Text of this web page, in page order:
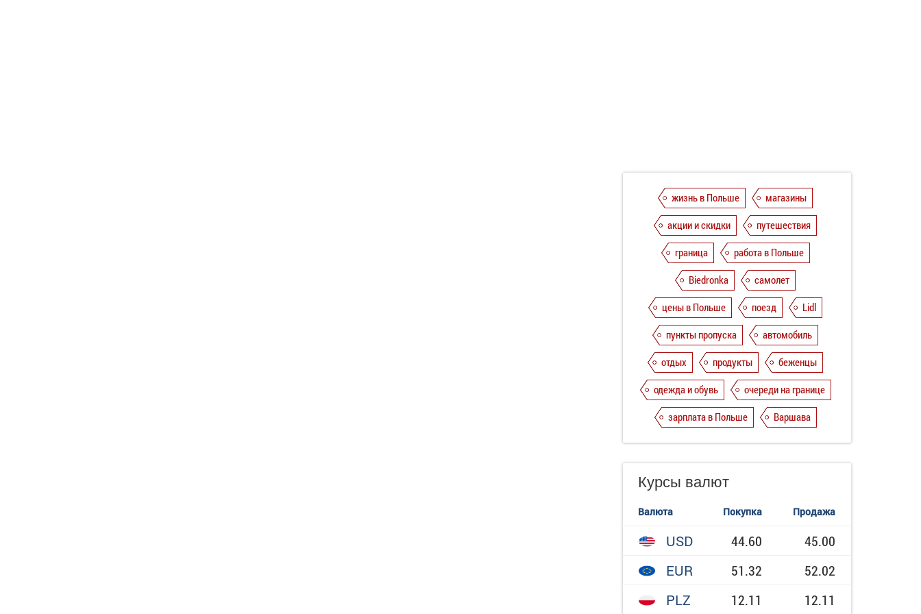
жизнь в Польше
магазины
акции и скидки
путешествия
граница
работа в Польше
Biedronka
самолет
цены в Польше
поезд
Lidl
пункты пропуска
автомобиль
отдых
продукты
беженцы
одежда и обувь
очереди на границе
зарплата в Польше
Варшава
Курсы валют
Валюта Покупка Продажа
USD 44.60
45.00
EUR
51.32
52.02
PLZ
12.11 12.11